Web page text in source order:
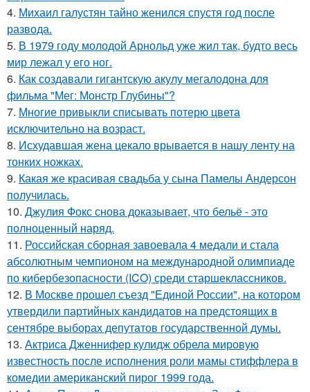
4. Михаил галустян тайно женился спустя год после
развода.
5. В 1979 году молодой Арнольд уже жил так, будто весь
мир лежал у его ног.
6. Как создавали гигантскую акулу мегалодона для
фильма "Мег: Монстр Глубины"?
7. Многие привыкли списывать потерю цвета
исключительно на возраст.
8. Исхудавшая жена цекало врывается в нашу ленту на
тонких ножках.
9. Какая же красивая свадьба у сына Памелы Андерсон
получилась.
10. Джулия Фокс снова доказывает, что бельё - это
полноценный наряд.
11. Российская сборная завоевала 4 медали и стала
абсолютным чемпионом на международной олимпиаде
по кибербезопасности (ICO) среди старшеклассников.
12. В Москве прошел съезд "Единой России", на котором
утвердили партийных кандидатов на предстоящих в
сентябре выборах депутатов государственной думы.
13. Актриса Дженнифер кулидж обрела мировую
известность после исполнения роли мамы стиффлера в
комедии американский пирог 1999 года.